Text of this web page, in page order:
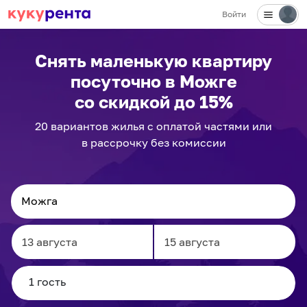
Войти
Снять маленькую квартиру
посуточно в Можге
со скидкой до 15%
20 вариантов жилья с оплатой частями или
в рассрочку без комиссии
Navigate
forward
to
Navigate
to